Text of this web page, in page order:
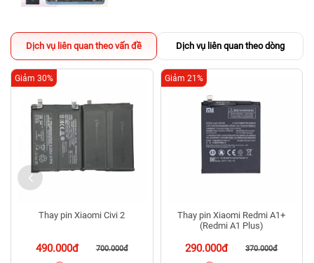
Dịch vụ liên quan theo vấn đề Dịch vụ liên quan theo dòng
Thay pin Xiaomi Civi 2
490.000đ 700.000đ
Giảm 30%
Thay pin Xiaomi Redmi A1+
(Redmi A1 Plus)
290.000đ 370.000đ
Giảm 21%